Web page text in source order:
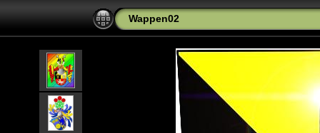
Wappen02